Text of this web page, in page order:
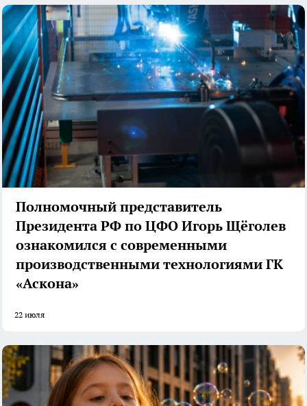
Полномочный представитель
Президента РФ по ЦФО Игорь Щёголев
ознакомился с современными
производственными технологиями ГК
«Аскона»
22 июля